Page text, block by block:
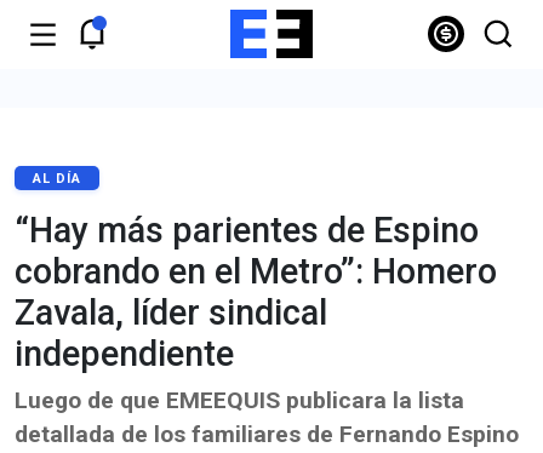
AL DÍA
“Hay más parientes de Espino
cobrando en el Metro”: Homero
Zavala, líder sindical
independiente
Luego de que EMEEQUIS publicara la lista
detallada de los familiares de Fernando Espino